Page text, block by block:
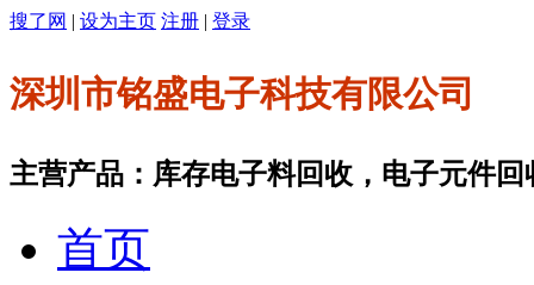
搜了网 | 设为主页 注册 | 登录
深圳市铭盛电子科技有限公司
主营产品：库存电子料回收，电子元件
首页